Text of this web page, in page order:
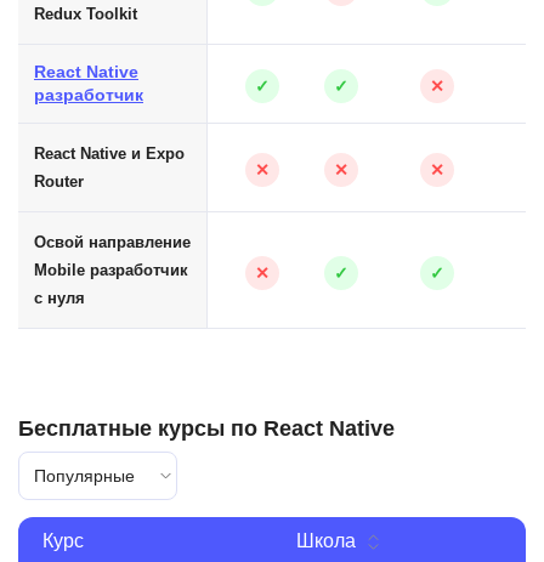
Redux Toolkit
React Native
разработчик
✓ ✓ ✕
React Native и Expo
Router
✕ ✕ ✕
Освой направление
Mobile разработчик
с нуля
✕ ✓ ✓
Бесплатные курсы по React Native
Популярные
Курс Школа